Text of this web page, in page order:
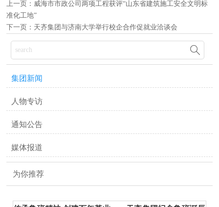
上一页： 威海市市政公司两项工程获评“山东省建筑施工安全文明标
准化工地”
下一页： 天齐集团与济南大学举行校企合作促就业洽谈会

集团新闻
人物专访
通知公告
媒体报道
为你推荐